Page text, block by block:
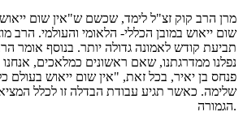
מרן הרב קוק זצ"ל לימד, שכשם ש"אין שום
שום ייאוש במובן הכללי- הלאומי והעולמי. הרב
תביעת קודש לאמונה גדולה יותר. בנוסף אומר
נפלנו ממדרגתנו, שאם ראשונים כמלאכים,
פנחס בן יאיר, בכל זאת, "אין שום ייאוש בעולם
שלימה. כאשר תגיע עבודת הבדלה זו לכלל
הגמורה.